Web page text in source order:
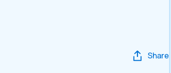
Share